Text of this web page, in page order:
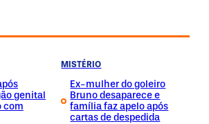
genital
com
MISTÉRIO
Ex-mulher do goleiro
Bruno desaparece e
família faz apelo após
cartas de despedida